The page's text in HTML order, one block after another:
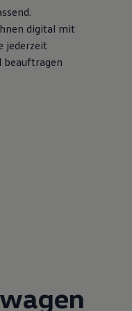
digital mit
jederzeit